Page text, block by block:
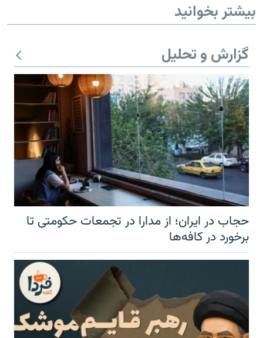
بیشتر بخوانید
گزارش و تحلیل
حجاب در ایران؛ از مدارا در تجمعات حکومتی تا
برخورد در کافه‌ها